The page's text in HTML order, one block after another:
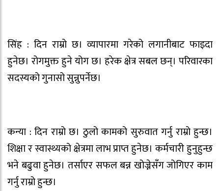
सिंह : दिन राम्रो छ। व्यापारमा गरेको लगानीबाट फाइदा
हुनेछ। रोगमुक्त हुने योग छ। हरेक क्षेत्र सबल छन्। परिवारका
सदस्यको गुनासो सुन्नुपर्नेछ।
कन्या : दिन राम्रो छ। ठुलो कामको सुरुवात गर्नु राम्रो हुन्छ।
शिक्षा र स्वास्थ्यको क्षेत्रमा लाभ प्राप्त हुनेछ। कर्मचारी हुनुहुन्छ
भने बढुवा हुनेछ। तर्साएर सफल बन्न खोज्नेसँग जोगिएर काम
गर्नु राम्रो हुन्छ।